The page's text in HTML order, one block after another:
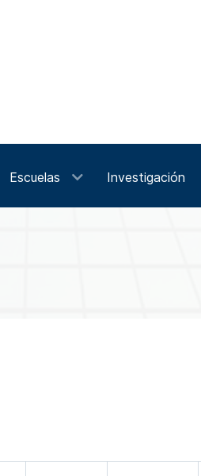
Escuelas Investigación